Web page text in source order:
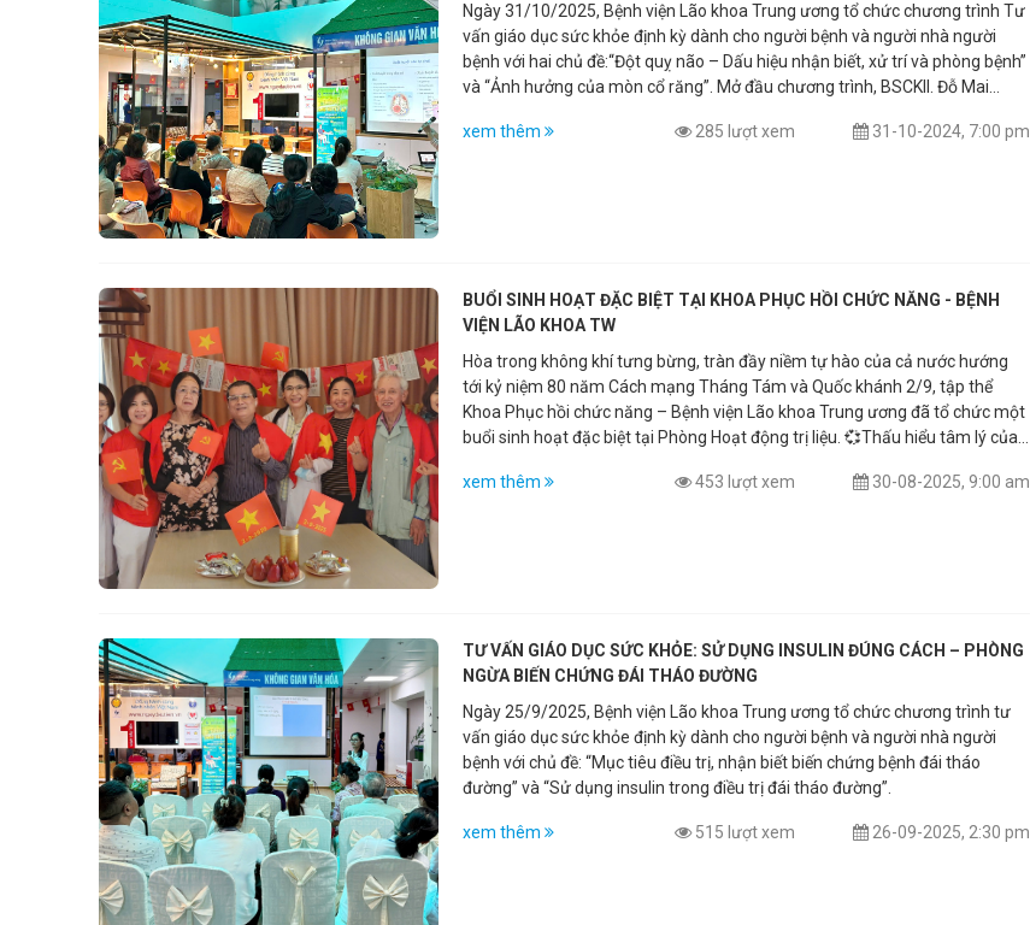
Ngày 31/10/2025, Bệnh viện Lão khoa Trung ương tổ chức chương trình Tư
vấn giáo dục sức khỏe định kỳ dành cho người bệnh và người nhà người
bệnh với hai chủ đề:“Đột quỵ não – Dấu hiệu nhận biết, xử trí và phòng bệnh”
và “Ảnh hưởng của mòn cổ răng”. Mở đầu chương trình, BSCKII. Đỗ Mai
trọng về đột quỵ não – một trong những nguyên nhân hàng đầu gây tử
dấu hiệu cảnh báo đột quỵ như: đột ngột méo miệng, yếu hoặc tê một bên
tay/chân, nói khó, nói ngọng, đau đầu dữ dội, chóng mặt, mờ mắt hoặc mất
thị lực đột ngột. Người bệnh và người nhà được nhắc nhớ quy tắc FAST để
xử trí đúng: F (Face) – Méo mặt, A(Arm) – Yếu tay, S(Speech) – Nói khó,
T(Time) – Gọi cấp cứu ngay.
31-10-2024, 7:00 pm
285 lượt xem
xem thêm
BUỔI SINH HOẠT ĐẶC BIỆT TẠI KHOA PHỤC HỒI CHỨC NĂNG - BỆNH
VIỆN LÃO KHOA TW
Hòa trong không khí tưng bừng, tràn đầy niềm tự hào của cả nước hướng
tới kỷ niệm 80 năm Cách mạng Tháng Tám và Quốc khánh 2/9, tập thể
Khoa Phục hồi chức năng – Bệnh viện Lão khoa Trung ương đã tổ chức một
buổi sinh hoạt đặc biệt tại Phòng Hoạt động trị liệu. 💞Thấu hiểu tâm lý của
mong muốn được hòa mình vào bầu không khí hào hùng của dân tộc mừng
30-08-2025, 9:00 am
453 lượt xem
xem thêm
TƯ VẤN GIÁO DỤC SỨC KHỎE: SỬ DỤNG INSULIN ĐÚNG CÁCH – PHÒNG
NGỪA BIẾN CHỨNG ĐÁI THÁO ĐƯỜNG
Ngày 25/9/2025, Bệnh viện Lão khoa Trung ương tổ chức chương trình tư
vấn giáo dục sức khỏe định kỳ dành cho người bệnh và người nhà người
bệnh với chủ đề: “Mục tiêu điều trị, nhận biết biến chứng bệnh đái tháo
đường” và “Sử dụng insulin trong điều trị đái tháo đường”.
26-09-2025, 2:30 pm
515 lượt xem
xem thêm